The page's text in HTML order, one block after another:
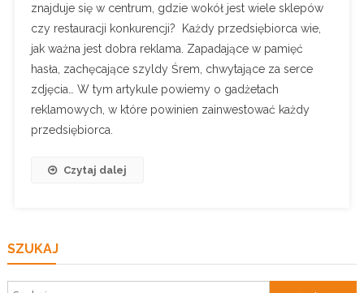
znajduje się w centrum, gdzie wokół jest wiele sklepów
czy restauracji konkurencji? Każdy przedsiębiorca wie,
jak ważna jest dobra reklama. Zapadające w pamięć
hasła, zachęcające szyldy Śrem, chwytające za serce
zdjęcia… W tym artykule powiemy o gadżetach
reklamowych, w które powinien zainwestować każdy
przedsiębiorca.
Czytaj dalej
SZUKAJ